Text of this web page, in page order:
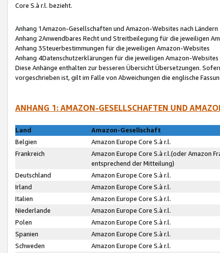
Core S.à r.l. bezieht.
Anhang 1Amazon-Gesellschaften und Amazon-Websites nach Ländern
Anhang 2Anwendbares Recht und Streitbeilegung für die jeweiligen
Anhang 3Steuerbestimmungen für die jeweiligen Amazon-Websites
Anhang 4Datenschutzerklärungen für die jeweiligen Amazon-Websites
Diese Anhänge enthalten zur besseren Übersicht Übersetzungen.
vorgeschrieben ist, gilt im Falle von Abweichungen die englische
ANHANG 1: AMAZON-GESELLSCHAFTEN UND
Land
Amazon-Gesellschaft
Belgien
Amazon Europe Core S.à r.l.
Frankreich
Amazon Europe Core S.à r.l.(oder Amazon
entsprechend der Mitteilung)
Deutschland
Amazon Europe Core S.à r.l.
Irland
Amazon Europe Core S.à r.l.
Italien
Amazon Europe Core S.à r.l.
Niederlande
Amazon Europe Core S.à r.l.
Polen
Amazon Europe Core S.à r.l.
Spanien
Amazon Europe Core S.à r.l.
Schweden
Amazon Europe Core S.à r.l.